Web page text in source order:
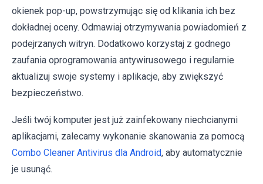
okienek pop-up, powstrzymując się od klikania ich bez
dokładnej oceny. Odmawiaj otrzymywania powiadomień z
podejrzanych witryn. Dodatkowo korzystaj z godnego
zaufania oprogramowania antywirusowego i regularnie
aktualizuj swoje systemy i aplikacje, aby zwiększyć
bezpieczeństwo.
Jeśli twój komputer jest już zainfekowany niechcianymi
aplikacjami, zalecamy wykonanie skanowania za pomocą
Combo Cleaner Antivirus dla Android, aby automatycznie
je usunąć.